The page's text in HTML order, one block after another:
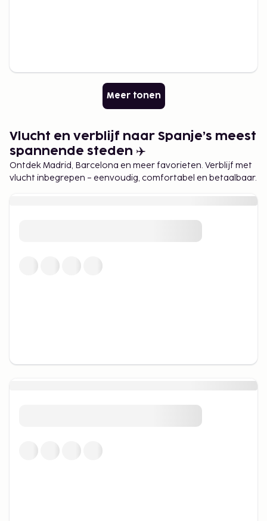
Meer tonen
Vlucht en verblijf naar Spanje’s meest
spannende steden ✈️
Ontdek Madrid, Barcelona en meer favorieten. Verblijf met
vlucht inbegrepen – eenvoudig, comfortabel en betaalbaar.